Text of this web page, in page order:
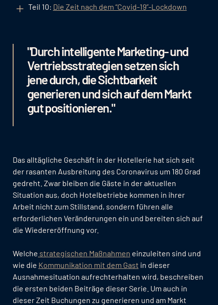
Teil 10: Die Zeit nach dem “Covid-19”-Lockdown
"Durch intelligente Marketing- und
Vertriebsstrategien setzen sich
jene durch, die Sichtbarkeit
generieren und sich auf dem Markt
gut positionieren."
Das alltägliche Geschäft in der Hotellerie hat sich seit
der rasanten Ausbreitung des Coronavirus um 180 Grad
gedreht. Zwar bleiben die Gäste in der aktuellen
Situation aus, doch Hotelbetriebe kommen in ihrer
Arbeit nicht zum Stillstand, sondern führen alle
erforderlichen Veränderungen ein und bereiten sich auf
die Wiedereröffnung vor.
Welche strategischen Maßnahmen einzuleiten sind und
wie die Kommunikation mit dem Gast in dieser
Ausnahmesituation aufrechterhalten wird, beschreiben
die ersten beiden Beiträge dieser Serie. Um auch in
dieser Zeit Buchungen zu generieren und am Markt